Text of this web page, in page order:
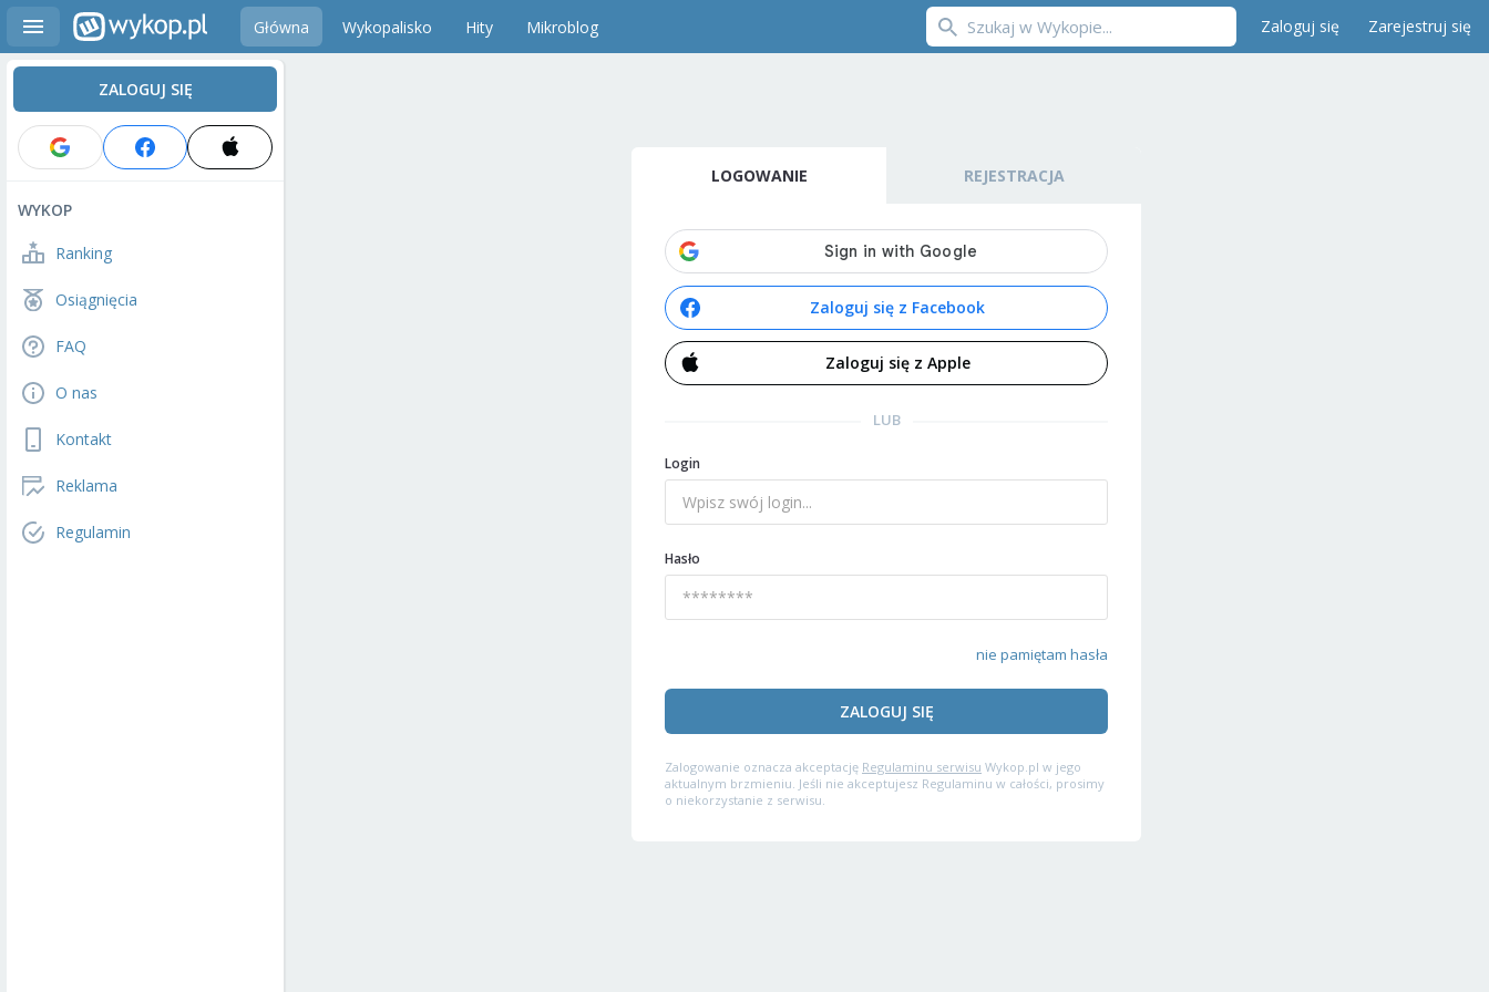
Główna Wykopalisko Hity Mikroblog Zaloguj się Zarejestruj się
ZALOGUJ SIĘ
WYKOP
Ranking
Osiągnięcia
FAQ
O nas
Kontakt
Reklama
Regulamin
LOGOWANIE REJESTRACJA
Zaloguj się z Facebook
Zaloguj się z Apple
LUB
Login
Hasło
nie pamiętam hasła
ZALOGUJ SIĘ
Zalogowanie oznacza akceptację Regulaminu serwisu Wykop.pl w jego
aktualnym brzmieniu. Jeśli nie akceptujesz Regulaminu w całości, prosimy
o niekorzystanie z serwisu.